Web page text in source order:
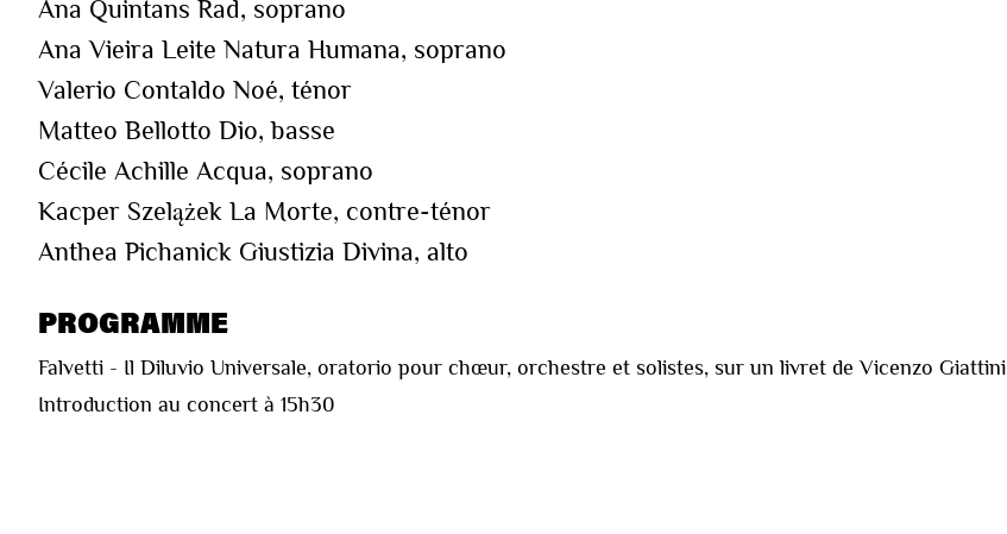
Ana Quintans Rad, soprano
Ana Vieira Leite Natura Humana, soprano
Valerio Contaldo Noé, ténor
Matteo Bellotto Dio, basse
Cécile Achille Acqua, soprano
Kacper Szelążek La Morte, contre-ténor
Anthea Pichanick Giustizia Divina, alto
PROGRAMME
Falvetti - Il Diluvio Universale, oratorio pour chœur, orchestre et solistes, sur un livret de Vicenzo Giattini
Introduction au concert à 15h30